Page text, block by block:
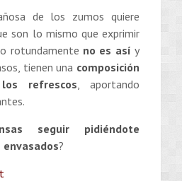
de los zumos quiere
son lo mismo que exprimir
rotundamente no es así y
tienen una composición
refrescos , aportando
seguir pidiéndote
?